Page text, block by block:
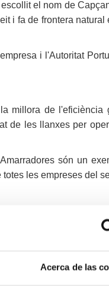
Acerca de las
el nom de
i fa de frontera
i l'Autoritat
millora de l'eficiència
de les llanxes per
són un
les empreses del